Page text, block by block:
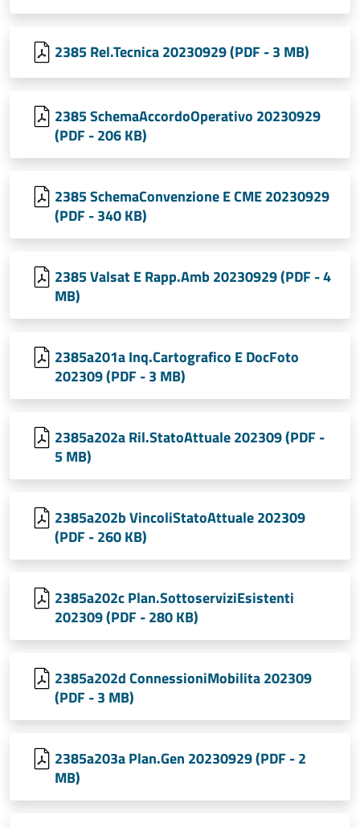
2385 Rel.Tecnica 20230929 (PDF - 3 MB)
2385 SchemaAccordoOperativo 20230929
(PDF - 206 KB)
2385 SchemaConvenzione E CME 20230929
(PDF - 340 KB)
2385 Valsat E Rapp.Amb 20230929 (PDF - 4
MB)
2385a201a Inq.Cartografico E DocFoto
202309 (PDF - 3 MB)
2385a202a Ril.StatoAttuale 202309 (PDF -
5 MB)
2385a202b VincoliStatoAttuale 202309
(PDF - 260 KB)
2385a202c Plan.SottoserviziEsistenti
202309 (PDF - 280 KB)
2385a202d ConnessioniMobilita 202309
(PDF - 3 MB)
2385a203a Plan.Gen 20230929 (PDF - 2
MB)